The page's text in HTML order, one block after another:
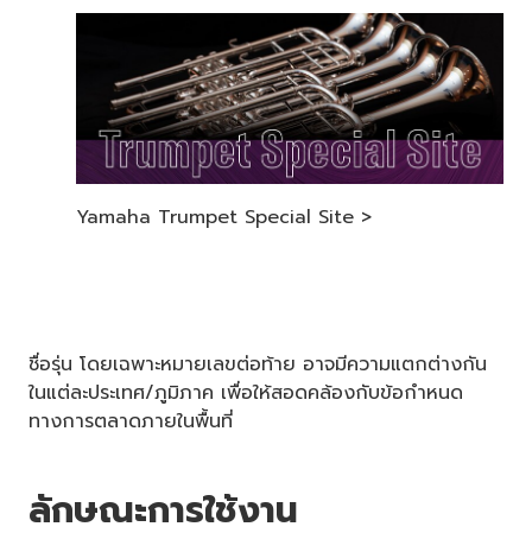
Yamaha Trumpet Special Site >
ชื่อรุ่น โดยเฉพาะหมายเลขต่อท้าย อาจมีความแตกต่างกัน
ในแต่ละประเทศ/ภูมิภาค เพื่อให้สอดคล้องกับข้อกำหนด
ทางการตลาดภายในพื้นที่
ลักษณะการใช้งาน